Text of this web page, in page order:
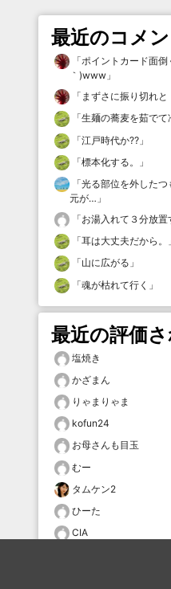
最近のコメン
「ポイントカード面
｀)www 」
「 まずさに振り切れ
「生麺の蕎麦を茹でて
「江戸時代か⁇ 」
「標本化する。
」
「光る部位を外した
元が… 」
「お湯入れて３分放置
「耳は大丈夫だから。
「山に広がる 」
「魂が枯れて行く 」
最近の評価
塩焼き
かざまん
りゃまりゃま
kofun24
お母さんも目玉
むー
タムケン2
ひーた
CIA